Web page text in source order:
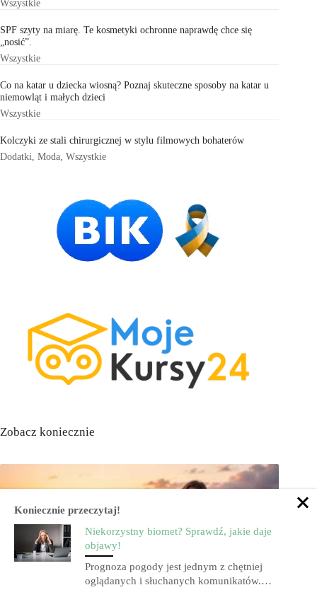
Wszystkie
SPF szyty na miarę. Te kosmetyki ochronne naprawdę chce się
„nosić”.
Wszystkie
Co na katar u dziecka wiosną? Poznaj skuteczne sposoby na katar u
niemowląt i małych dzieci
Wszystkie
Kolczyki ze stali chirurgicznej w stylu filmowych bohaterów
Dodatki Moda Wszystkie
Zobacz koniecznie
Koniecznie przeczytaj!
Niekorzystny biomet? Sprawdź, jakie daje
objawy!
Prognoza pogody jest jednym z chętniej
oglądanych i słuchanych komunikatów.…